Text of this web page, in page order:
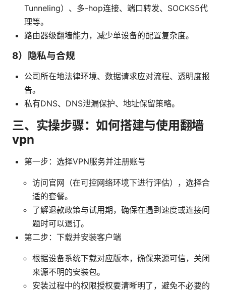
Tunneling）、多-hop连接、端口转发、SOCKS5代
理等。
路由器级翻墙能力，减少单设备的配置复杂度。
8）隐私与合规
公司所在地法律环境、数据请求应对流程、透明度报
告。
私有DNS、DNS泄漏保护、地址保留策略。
三、实操步骤：如何搭建与使用翻墙
vpn
第一步：选择VPN服务并注册账号
访问官网（在可控网络环境下进行评估），选择合
适的套餐。
了解退款政策与试用期，确保在遇到速度或连接问
题时可以退订。
第二步：下载并安装客户端
根据设备系统下载对应版本，确保来源可信，关闭
来源不明的安装包。
安装过程中的权限授权要清晰明了，避免不必要的